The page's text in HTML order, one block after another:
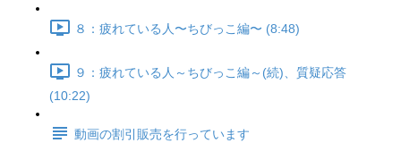
８：疲れている人〜ちびっこ編〜 (8:48)
９：疲れている人～ちびっこ編～(続)、質疑応答
(10:22)
動画の割引販売を行っています